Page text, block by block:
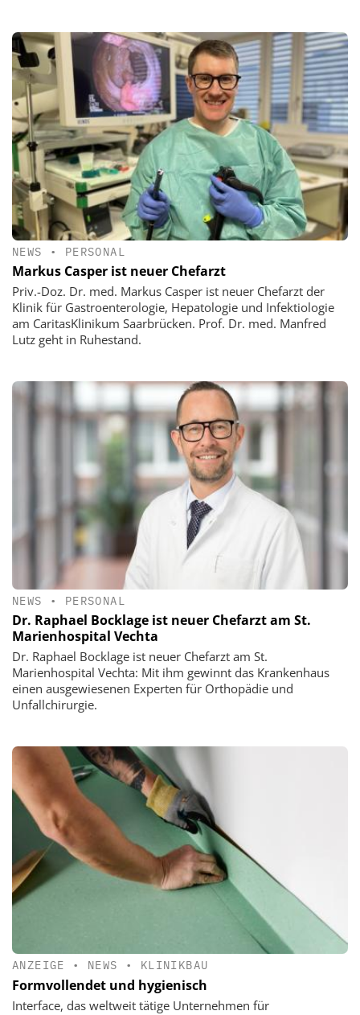
NEWS • PERSONAL
Markus Casper ist neuer Chefarzt
Priv.-Doz. Dr. med. Markus Casper ist neuer Chefarzt der
Klinik für Gastroenterologie, Hepatologie und Infektiologie
am CaritasKlinikum Saarbrücken. Prof. Dr. med. Manfred
Lutz geht in Ruhestand.
NEWS • PERSONAL
Dr. Raphael Bocklage ist neuer Chefarzt am St.
Marienhospital Vechta
Dr. Raphael Bocklage ist neuer Chefarzt am St.
Marienhospital Vechta: Mit ihm gewinnt das Krankenhaus
einen ausgewiesenen Experten für Orthopädie und
Unfallchirurgie.
ANZEIGE • NEWS • KLINIKBAU
Formvollendet und hygienisch
Interface, das weltweit tätige Unternehmen für